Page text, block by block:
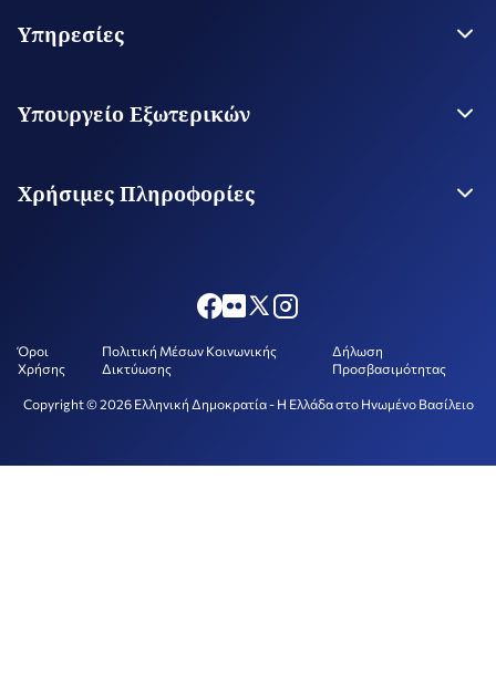
Γενικό Προξενείο Μάντσεστερ
Υπηρεσίες
Υπηρεσίες για τον πολίτη
Υπουργείο Εξωτερικών
Οι Αρχές μας στον Κόσμο
Χρήσιμες Πληροφορίες
Copyright © 2026 Ελληνική Δημοκρατία - Η Ελλάδα στο Ηνωμένο Βασίλειο
Όροι
Χρήσης
Πολιτική Μέσων Κοινωνικής
Δικτύωσης
Δήλωση
Προσβασιμότητας